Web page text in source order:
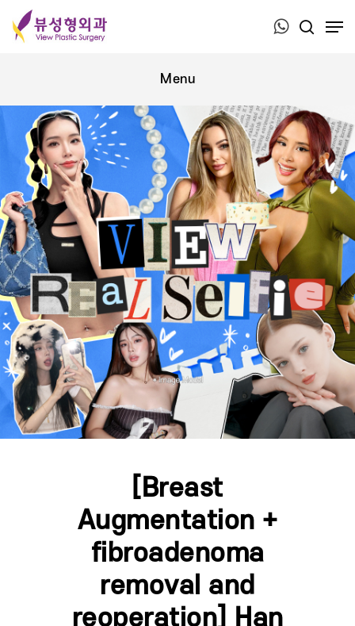
[Breast
Augmentation +
fibroadenoma
removal and
reoperation] Han